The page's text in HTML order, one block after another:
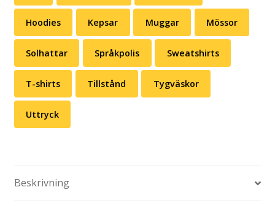
Hoodies Kepsar Muggar Mössor
Solhattar Språkpolis Sweatshirts
T-shirts Tillstånd Tygväskor
Uttryck
Beskrivning